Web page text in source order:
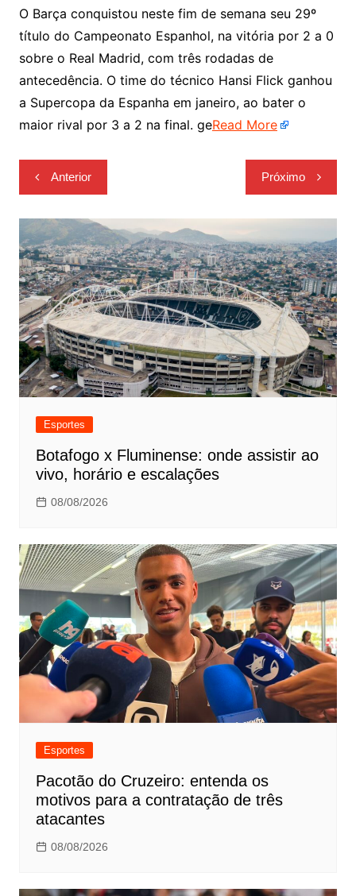
O Barça conquistou neste fim de semana seu 29º
título do Campeonato Espanhol, na vitória por 2 a 0
sobre o Real Madrid, com três rodadas de
antecedência. O time do técnico Hansi Flick ganhou
a Supercopa da Espanha em janeiro, ao bater o
maior rival por 3 a 2 na final. geRead More
Navegação
de
Post
Anterior Próximo
Esportes
Botafogo x Fluminense: onde assistir ao
vivo, horário e escalações
08/08/2026
Esportes
Pacotão do Cruzeiro: entenda os
motivos para a contratação de três
atacantes
08/08/2026